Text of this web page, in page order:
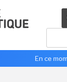
En ce